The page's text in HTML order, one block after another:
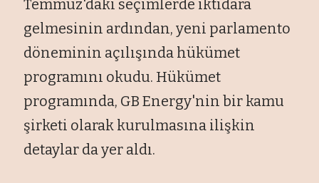
Temmuz'daki seçimlerde iktidara
gelmesinin ardından, yeni parlamento
döneminin açılışında hükümet
programını okudu. Hükümet
programında, GB Energy'nin bir kamu
şirketi olarak kurulmasına ilişkin
detaylar da yer aldı.